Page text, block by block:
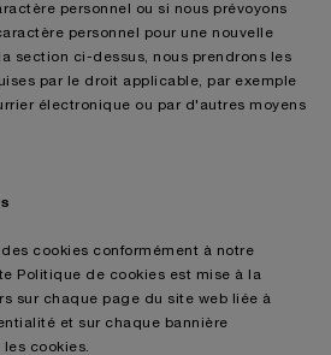
personnel ou si nous prévoyons
personnel pour une nouvelle
section ci-dessus, nous prendrons les
par le droit applicable, par exemple
électronique ou par d'autres moyens
cookies conformément à notre
Politique de cookies est mise à la
sur chaque page du site web liée à
et sur chaque bannière
cookies.